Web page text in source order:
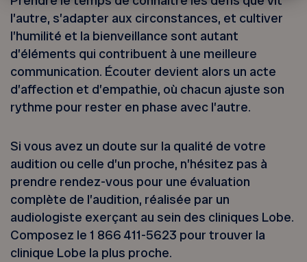
l’autre, s’adapter aux circonstances, et cultiver
l’humilité et la bienveillance sont autant
d’éléments qui contribuent à une meilleure
communication. Écouter devient alors un acte
d’affection et d’empathie, où chacun ajuste son
rythme pour rester en phase avec l’autre.
Si vous avez un doute sur la qualité de votre
audition ou celle d’un proche, n’hésitez pas à
prendre rendez-vous pour une évaluation
complète de l’audition, réalisée par un
audiologiste exerçant au sein des cliniques Lobe.
Composez le 1 866 411-5623 pour trouver la
clinique Lobe la plus proche.